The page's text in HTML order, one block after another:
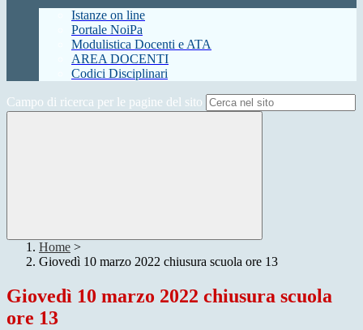
Istanze on line
Portale NoiPa
Modulistica Docenti e ATA
AREA DOCENTI
Codici Disciplinari
Campo di ricerca per le pagine del sito
Home >
Giovedì 10 marzo 2022 chiusura scuola ore 13
Giovedì 10 marzo 2022 chiusura scuola
ore 13